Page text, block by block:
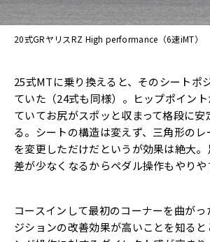
20式GRヤリスRZ High performance（6速iMT）
25式MTに乗り換えると、そのシートポ
ていた（24式も同様）。ヒップポイン
ていてお尻がスポッと収まって格段に
る。シートの構造は変えず、三角形の
を変更しただけだというが効果は絶大
差が少なくなるからペダル操作もやりや
コースインして最初のコーナーを曲が
ジションの改善効果が高いことを知ると